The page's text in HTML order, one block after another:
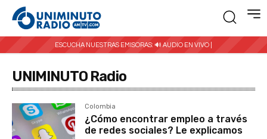
ESCUCHA NUESTRAS EMISORAS: 🔊 AUDIO EN VIVO |
UNIMINUTO Radio
Colombia
¿Cómo encontrar empleo a través
de redes sociales? Le explicamos